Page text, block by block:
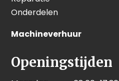
Onderdelen
Machineverhuur
Openingstijden